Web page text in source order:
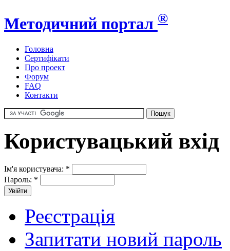
Методичний портал ®
Головна
Сертифікати
Про проект
Форум
FAQ
Контакти
Користувацький вхід
Ім'я користувача: *
Пароль: *
Реєстрація
Запитати новий пароль